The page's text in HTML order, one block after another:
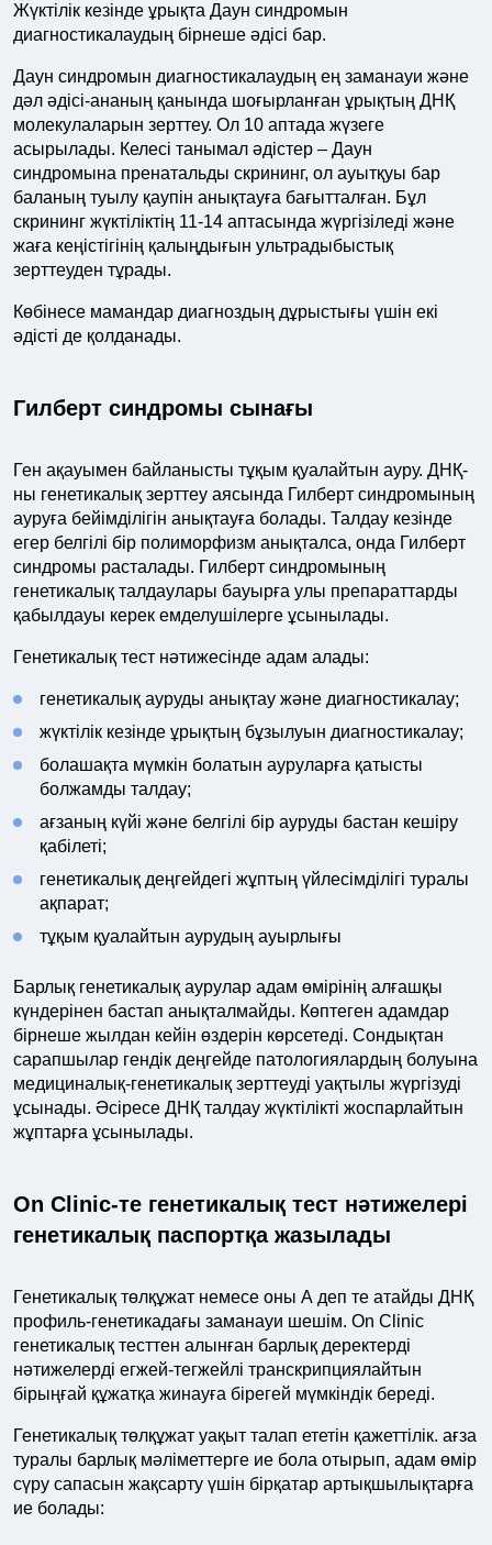
Жүктілік кезінде ұрықта Даун синдромын
диагностикалаудың бірнеше әдісі бар.
Даун синдромын диагностикалаудың ең заманауи және
дәл әдісі-ананың қанында шоғырланған ұрықтың ДНҚ
молекулаларын зерттеу. Ол 10 аптада жүзеге
асырылады. Келесі танымал әдістер – Даун
синдромына пренатальды скрининг, ол ауытқуы бар
баланың туылу қаупін анықтауға бағытталған. Бұл
скрининг жүктіліктің 11-14 аптасында жүргізіледі және
жаға кеңістігінің қалыңдығын ультрадыбыстық
зерттеуден тұрады.
Көбінесе мамандар диагноздың дұрыстығы үшін екі
әдісті де қолданады.
Гилберт синдромы сынағы
Ген ақауымен байланысты тұқым қуалайтын ауру. ДНҚ-
ны генетикалық зерттеу аясында Гилберт синдромының
ауруға бейімділігін анықтауға болады. Талдау кезінде
егер белгілі бір полиморфизм анықталса, онда Гилберт
синдромы расталады. Гилберт синдромының
генетикалық талдаулары бауырға улы препараттарды
қабылдауы керек емделушілерге ұсынылады.
Генетикалық тест нәтижесінде адам алады:
генетикалық ауруды анықтау және диагностикалау;
жүктілік кезінде ұрықтың бұзылуын диагностикалау;
болашақта мүмкін болатын ауруларға қатысты
болжамды талдау;
ағзаның күйі және белгілі бір ауруды бастан кешіру
қабілеті;
генетикалық деңгейдегі жұптың үйлесімділігі туралы
ақпарат;
тұқым қуалайтын аурудың ауырлығы
Барлық генетикалық аурулар адам өмірінің алғашқы
күндерінен бастап анықталмайды. Көптеген адамдар
бірнеше жылдан кейін өздерін көрсетеді. Сондықтан
сарапшылар гендік деңгейде патологиялардың болуына
медициналық-генетикалық зерттеуді уақтылы жүргізуді
ұсынады. Әсіресе ДНҚ талдау жүктілікті жоспарлайтын
жұптарға ұсынылады.
On Clinic-те генетикалық тест нәтижелері
генетикалық паспортқа жазылады
Генетикалық төлқұжат немесе оны А деп те атайды ДНҚ
профиль-генетикадағы заманауи шешім. On Clinic
генетикалық тесттен алынған барлық деректерді
нәтижелерді егжей-тегжейлі транскрипциялайтын
бірыңғай құжатқа жинауға бірегей мүмкіндік береді.
Генетикалық төлқұжат уақыт талап ететін қажеттілік. ағза
туралы барлық мәліметтерге ие бола отырып, адам өмір
сүру сапасын жақсарту үшін бірқатар артықшылықтарға
ие болады: